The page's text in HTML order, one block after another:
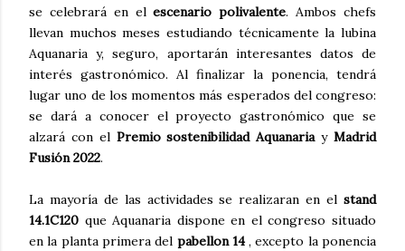
se celebrará en elescenario polivalente. Ambos chefs
llevan muchos meses estudiando técnicamente la lubina
Aquanaria y, seguro, aportarán interesantes datos de
interés gastronómico. Al finalizar la ponencia, tendrá
lugar uno de los momentos más esperados del congreso:
se dará a conocer el proyecto gastronómico que se
alzará con el Premio sostenibilidad Aquanaria y Madrid
Fusión 2022.
La mayoría de las actividades se realizaran en el stand
14.1C120 que Aquanaria dispone en el congreso situado
en la planta primera del pabellon 14, excepto la ponencia